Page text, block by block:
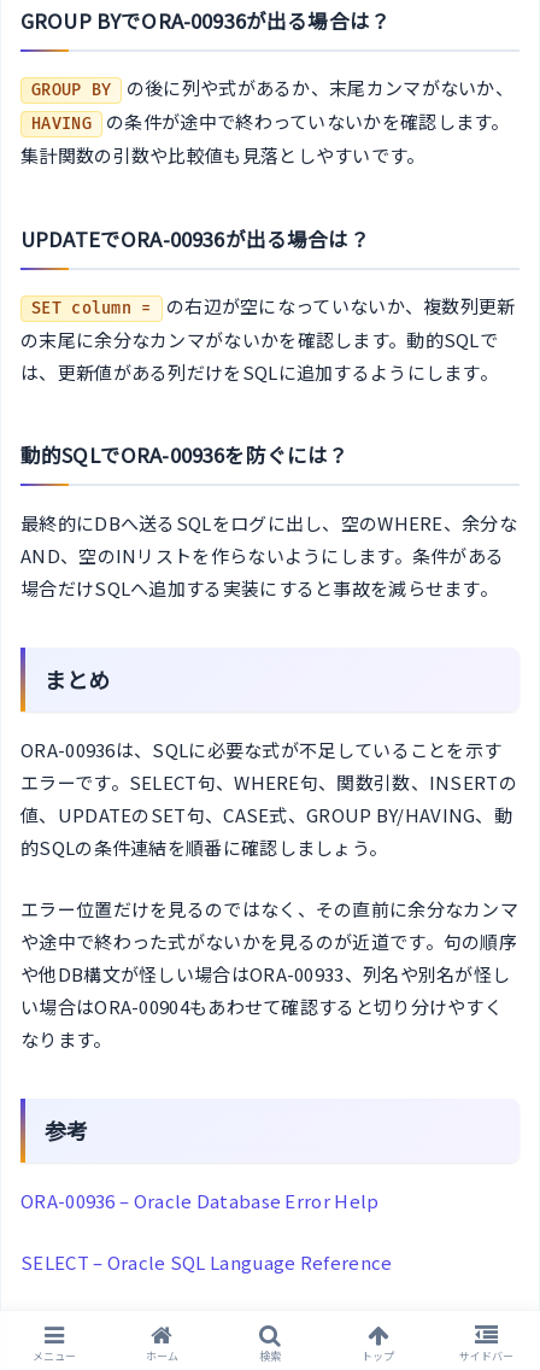
GROUP BYでORA-00936が出る場合は？
GROUP BY の後に列や式があるか、末尾カンマがないか、
HAVING の条件が途中で終わっていないかを確認します。
集計関数の引数や比較値も見落としやすいです。
UPDATEでORA-00936が出る場合は？
SET column =
の右辺が空になっていないか、複数列更新
の末尾に余分なカンマがないかを確認します。動的SQLで
は、更新値がある列だけをSQLに追加するようにします。
動的SQLでORA-00936を防ぐには？
最終的にDBへ送るSQLをログに出し、空のWHERE、余分な
AND、空のINリストを作らないようにします。条件がある
場合だけSQLへ追加する実装にすると事故を減らせます。
まとめ
ORA-00936は、SQLに必要な式が不足していることを示す
エラーです。SELECT句、WHERE句、関数引数、INSERTの
値、UPDATEのSET句、CASE式、GROUP BY/HAVING、動
的SQLの条件連結を順番に確認しましょう。
エラー位置だけを見るのではなく、その直前に余分なカンマ
や途中で終わった式がないかを見るのが近道です。句の順序
や他DB構文が怪しい場合はORA-00933、列名や別名が怪し
い場合はORA-00904もあわせて確認すると切り分けやすく
なります。
参考
ORA-00936 – Oracle Database Error Help
SELECT – Oracle SQL Language Reference
INSERT – Oracle SQL Language Reference
メニュー ホーム 検索 トップ サイドバー